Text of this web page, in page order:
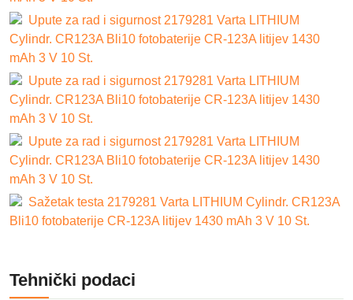
Upute za rad i sigurnost 2179281 Varta LITHIUM
Cylindr. CR123A Bli10 fotobaterije CR-123A litijev 1430
mAh 3 V 10 St.
Upute za rad i sigurnost 2179281 Varta LITHIUM
Cylindr. CR123A Bli10 fotobaterije CR-123A litijev 1430
mAh 3 V 10 St.
Upute za rad i sigurnost 2179281 Varta LITHIUM
Cylindr. CR123A Bli10 fotobaterije CR-123A litijev 1430
mAh 3 V 10 St.
Sažetak testa 2179281 Varta LITHIUM Cylindr. CR123A
Bli10 fotobaterije CR-123A litijev 1430 mAh 3 V 10 St.
Tehnički podaci